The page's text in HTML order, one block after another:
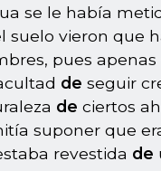
se le había
suelo vieron que
pues apenas
de seguir
de ciertos
suponer que
revestida de